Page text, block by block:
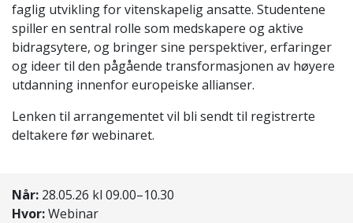
faglig utvikling for vitenskapelig ansatte. Studentene
spiller en sentral rolle som medskapere og aktive
bidragsytere, og bringer sine perspektiver, erfaringer
og ideer til den pågående transformasjonen av høyere
utdanning innenfor europeiske allianser.
Lenken til arrangementet vil bli sendt til registrerte
deltakere før webinaret.
Når: 28.05.26 kl 09.00–10.30
Hvor:Webinar